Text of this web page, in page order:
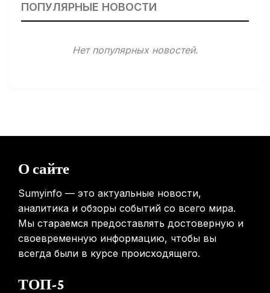
31.01.2026
мобильных телефонов на здоровье
перемещаться между этажами
ПОПУЛЯРНЫЕ НОВОСТИ
Нет популярных новостей.
О сайте
Sumyinfo — это актуальные новости,
аналитика и обзоры событий со всего мира.
Мы стараемся предоставлять достоверную и
своевременную информацию, чтобы вы
всегда были в курсе происходящего.
ТОП-5